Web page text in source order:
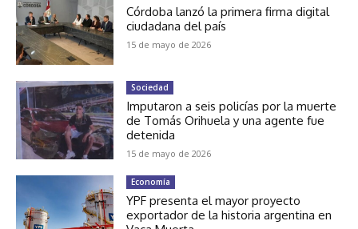
Córdoba lanzó la primera firma digital
ciudadana del país
15 de mayo de 2026
Sociedad
Imputaron a seis policías por la muerte
de Tomás Orihuela y una agente fue
detenida
15 de mayo de 2026
Economía
YPF presenta el mayor proyecto
exportador de la historia argentina en